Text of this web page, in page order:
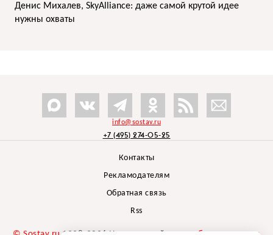
Денис Михалев, SkyAlliance: даже самой крутой идее
нужны охваты
info@sostav.ru
+7 (495) 274-05-25
Контакты
Рекламодателям
Обратная связь
Rss